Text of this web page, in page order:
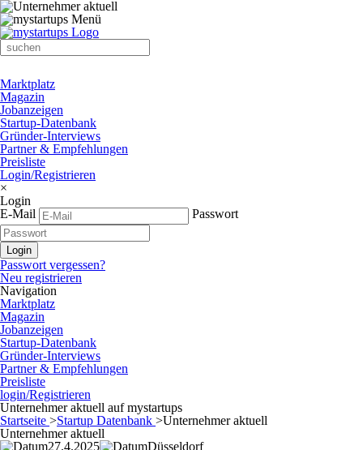
Marktplatz
Magazin
Jobanzeigen
Startup-Datenbank
Gründer-Interviews
Partner & Empfehlungen
Preisliste
Login/Registrieren
×
Login
E-Mail
Passwort
Passwort vergessen?
Neu registrieren
Navigation
Marktplatz
Magazin
Jobanzeigen
Startup-Datenbank
Gründer-Interviews
Partner & Empfehlungen
Preisliste
login/Registrieren
Unternehmer aktuell auf mystartups
Startseite >Startup Datenbank >Unternehmer aktuell
Unternehmer aktuell
27.4.2025
Düsseldorf